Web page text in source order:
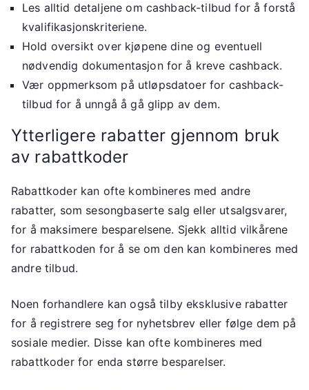
Les alltid detaljene om cashback-tilbud for å forstå
kvalifikasjonskriteriene.
Hold oversikt over kjøpene dine og eventuell
nødvendig dokumentasjon for å kreve cashback.
Vær oppmerksom på utløpsdatoer for cashback-
tilbud for å unngå å gå glipp av dem.
Ytterligere rabatter gjennom bruk
av rabattkoder
Rabattkoder kan ofte kombineres med andre
rabatter, som sesongbaserte salg eller utsalgsvarer,
for å maksimere besparelsene. Sjekk alltid vilkårene
for rabattkoden for å se om den kan kombineres med
andre tilbud.
Noen forhandlere kan også tilby eksklusive rabatter
for å registrere seg for nyhetsbrev eller følge dem på
sosiale medier. Disse kan ofte kombineres med
rabattkoder for enda større besparelser.